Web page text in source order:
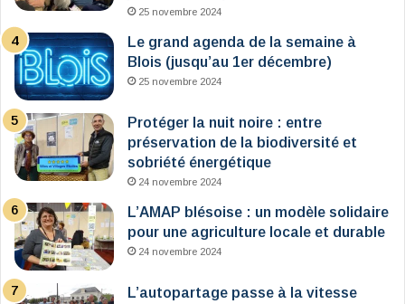
25 novembre 2024
Le grand agenda de la semaine à
Blois (jusqu’au 1er décembre)
25 novembre 2024
Protéger la nuit noire : entre
préservation de la biodiversité et
sobriété énergétique
24 novembre 2024
L’AMAP blésoise : un modèle solidaire
pour une agriculture locale et durable
24 novembre 2024
L’autopartage passe à la vitesse